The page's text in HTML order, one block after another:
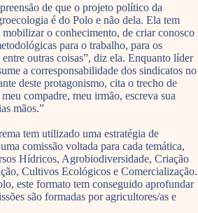
de que o projeto político da
é do Polo e não dela. Ela tem
o conhecimento, de criar conosco
para o trabalho, para os
outras coisas”, diz ela. Enquanto líder
a corresponsabilidade dos sindicatos no
deste protagonismo, cita o trecho de
compadre, meu irmão, escreva sua
mãos.”
tem utilizado uma estratégia de
comissão voltada para cada temática,
Hídricos, Agrobiodiversidade, Criação
Cultivos Ecológicos e Comercialização.
este formato tem conseguido aprofundar
são formadas por agricultores/as e